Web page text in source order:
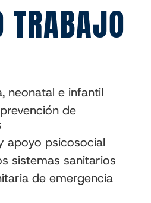
TRABAJO
neonatal e infantil
de
apoyo psicosocial
sistemas sanitarios
de emergencia